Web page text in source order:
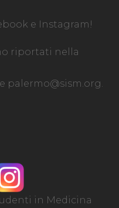
e Instagram!
riportati nella
palermo@sism.org.
in Medicina